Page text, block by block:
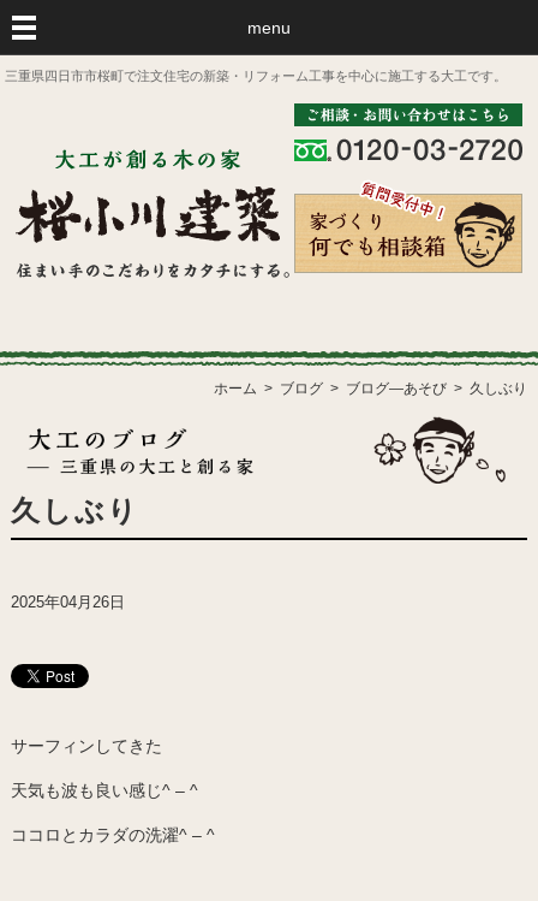
menu
三重県四日市市桜町で注文住宅の新築・リフォーム工事を中心に施工する大工です。
ホーム ブログ ブログ―あそび 久しぶり
久しぶり
2025年04月26日
サーフィンしてきた
天気も波も良い感じ^ – ^
ココロとカラダの洗濯^ – ^